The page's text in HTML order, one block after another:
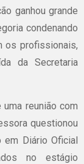
ganhou grande
condenando
os profissionais,
da Secretaria
reunião com
questionou
em Diário Oficial
no estágio